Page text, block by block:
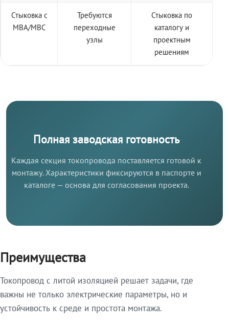
Стыковка с
МВА/МВС
Требуются
переходные
узлы
Стыковка по
каталогу и
проектным
решениям
Полная заводская готовность
Каждая секция токопровода поставляется готовой к
монтажу. Характеристики фиксируются в паспорте и
каталоге — основа для согласования проекта.
Преимущества
Токопровод с литой изоляцией решает задачи, где
важны не только электрические параметры, но и
устойчивость к среде и простота монтажа.